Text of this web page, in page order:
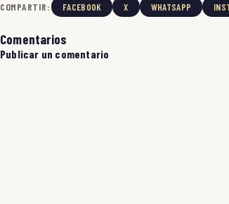
COMPARTIR: FACEBOOK X WHATSAPP
Comentarios
Publicar un comentario